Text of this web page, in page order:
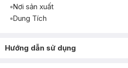
Nơi sản xuất
Dung Tích
Hướng dẫn sử dụng